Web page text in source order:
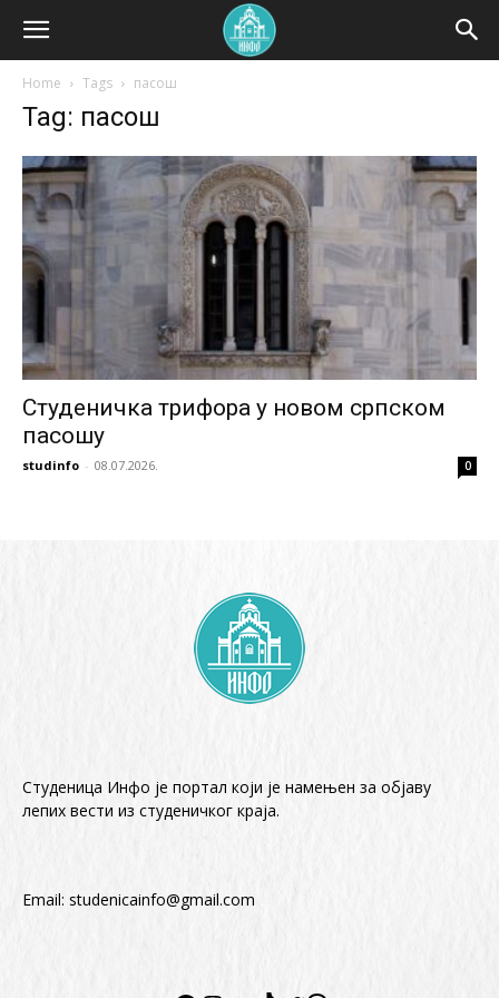
Home Tags пасош
Tag: пасош
Студеничка трифора у новом српском
пасошу
studinfo - 08.07.2026. 0
Студеница Инфо је портал који је намењен за објaву
лепих вести из студеничког краја.
Email: studenicainfo@gmail.com